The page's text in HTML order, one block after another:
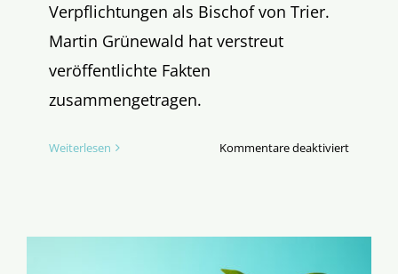
Verpflichtungen als Bischof von Trier.
Martin Grünewald hat verstreut
veröffentlichte Fakten
zusammengetragen.
Weiterlesen Kommentare deaktiviertfür